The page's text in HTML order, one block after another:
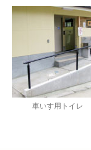
車いす用トイレ